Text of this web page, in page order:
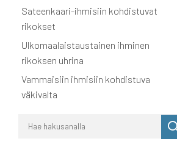
Sateenkaari-ihmisiin kohdistuvat
rikokset
Ulkomaalaistaustainen ihminen
rikoksen uhrina
Vammaisiin ihmisiin kohdistuva
väkivalta